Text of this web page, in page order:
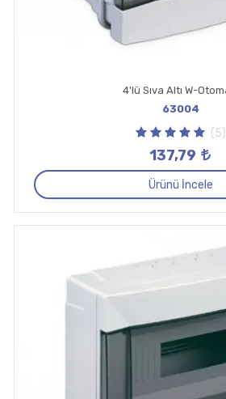
63004
(5)
137,79
Ürünü İncele